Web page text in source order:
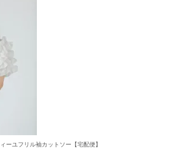
ーユフリル袖カットソー【宅配便】